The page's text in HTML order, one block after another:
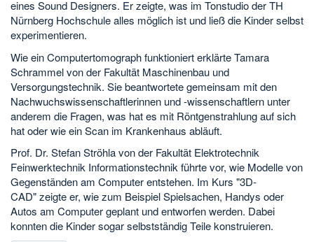
eines Sound Designers. Er zeigte, was im Tonstudio der TH
Nürnberg Hochschule alles möglich ist und ließ die Kinder selbst
experimentieren.
Wie ein Computertomograph funktioniert erklärte Tamara
Schrammel von der Fakultät Maschinenbau und
Versorgungstechnik. Sie beantwortete gemeinsam mit den
Nachwuchswissenschaftlerinnen und -wissenschaftlern unter
anderem die Fragen, was hat es mit Röntgenstrahlung auf sich
hat oder wie ein Scan im Krankenhaus abläuft.
Prof. Dr. Stefan Ströhla von der Fakultät Elektrotechnik
Feinwerktechnik Informationstechnik führte vor, wie Modelle von
Gegenständen am Computer entstehen. Im Kurs "3D-
CAD" zeigte er, wie zum Beispiel Spielsachen, Handys oder
Autos am Computer geplant und entworfen werden. Dabei
konnten die Kinder sogar selbstständig Teile konstruieren.